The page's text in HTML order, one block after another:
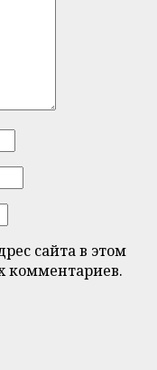
сайта в этом
комментариев.